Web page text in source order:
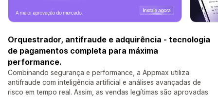
Orquestrador, antifraude e adquirência - tecnologia
de pagamentos completa para máxima
performance.
Combinando segurança e performance, a Appmax utiliza
antifraude com inteligência artificial e análises avançadas de
risco em tempo real. Assim, as vendas legítimas são aprovadas